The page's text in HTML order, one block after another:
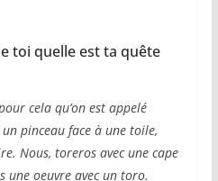
toi quelle est ta quête
cela qu’on est appelé
pinceau face à une toile,
Nous, toreros avec une cape
une oeuvre avec un toro.